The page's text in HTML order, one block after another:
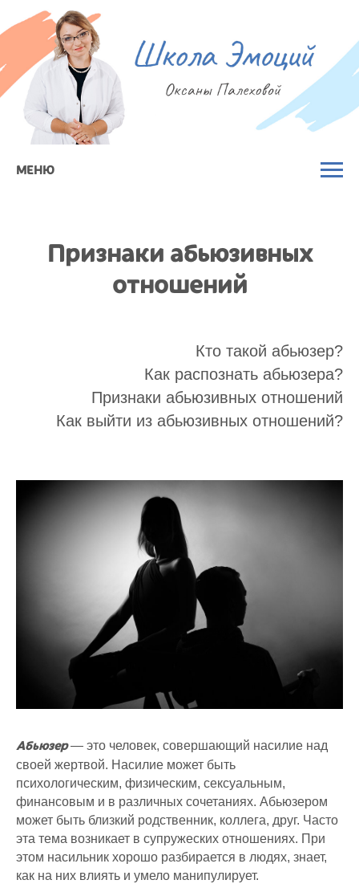
МЕНЮ
Признаки абьюзивных
отношений
Кто такой абьюзер?
Как распознать абьюзера?
Признаки абьюзивных отношений
Как выйти из абьюзивных отношений?
Абьюзер— это человек, совершающий насилие над
своей жертвой. Насилие может быть
психологическим, физическим, сексуальным,
финансовым и в различных сочетаниях. Абьюзером
может быть близкий родственник, коллега, друг. Часто
эта тема возникает в супружеских отношениях. При
этом насильник хорошо разбирается в людях, знает,
как на них влиять и умело манипулирует.